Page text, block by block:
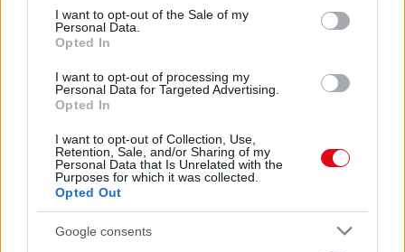
consent section.
I want to opt-out of the Sale of my
Personal Data.
Opted In
I want to opt-out of processing my
Personal Data for Targeted Advertising.
Opted In
I want to opt-out of Collection, Use,
Retention, Sale, and/or Sharing of my
Personal Data that Is Unrelated with the
Purposes for which it was collected.
Opted Out
Google consents
#glutenfree #glutenfreedrinks #influencer #instahun
#instagood #mik #ikozosseg #instakozosseg #magyar
A post shared byBARBEE(@barbeemusic) on Jun 3, 2018 at 3:58am PDT
BARBEE
24 ÓRA LEGFRISSEBB HÍREI